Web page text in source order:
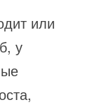
или
у